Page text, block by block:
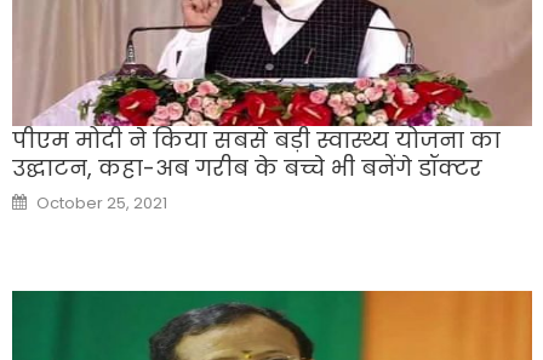
पीएम मोदी ने किया सबसे बड़ी स्वास्थ्य योजना का
उद्घाटन, कहा-अब गरीब के बच्चे भी बनेंगे डॉक्टर
Posted
on
October 25, 2021